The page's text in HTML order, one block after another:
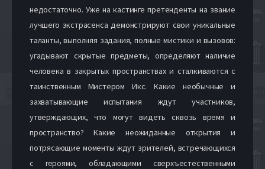
недостаточно. Уже на кастинге претенденты на звание
лучшего экстрасенса демонстрируют свои уникальные
таланты, выполняя задания, полные мистики и вызовов:
угадывают скрытые предметы, определяют наличие
человека в закрытых пространствах и сталкиваются с
таинственным Мистером Икс. Какие необычные и
захватывающие испытания ждут участников,
утверждающих, что могут видеть сквозь время и
пространство? Какие неожиданные открытия и
потрясающие моменты ждут зрителей, встречающихся
с героями, обладающими сверхъестественными